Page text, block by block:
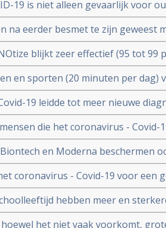
19 is niet alleen gevaarlijk voor
leeftijd blijkt uit grote
na eerder besmet te zijn geweest
voor anderen blijkt uit
en personeel.
blijkt zeer effectief (95 tot 99
- Covid-19 zowel bij lichte als
en sporten (20 minuten per
en sterfte door
19 leidde tot meer nieuwe
Ook werden
die het coronavirus -
een neurologische of
en Moderna beschermen
Wie is gevaccineerd blijkt
coronavirus - Covid-19 voor een
sterfgevallen
hebben meer en
met het coronavirus - Covid-19
het niet vaak voorkomt,